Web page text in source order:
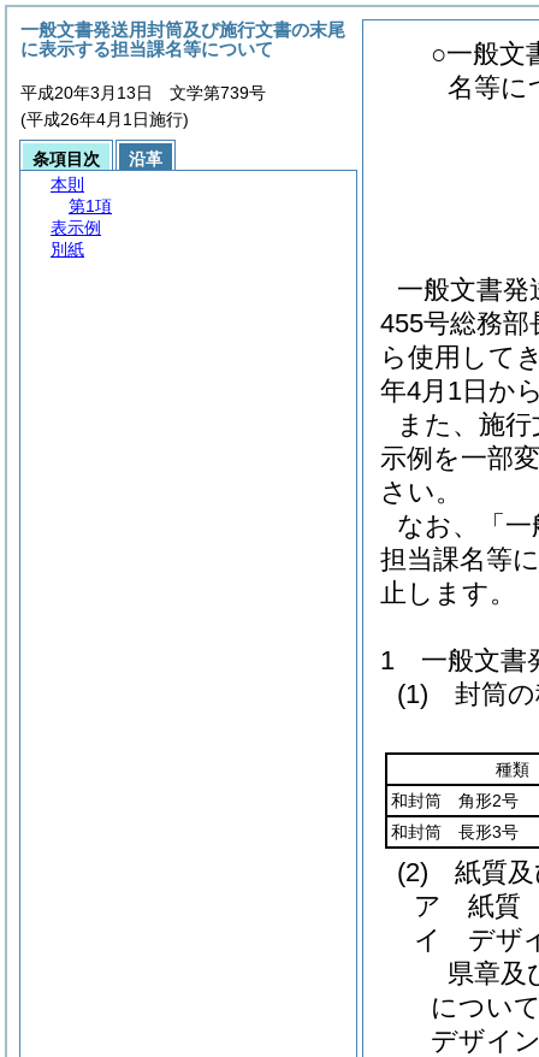
○一般文
名等に
一般文書
455号総務
ら使用して
年4月1日か
また、施
示例を一部
さい。
なお、「
担当課名等
止します。
1 一般文書
(1) 封筒の
種類
和封筒 角形2号
和封筒 長形3号
(2) 紙質及
ア 紙質
イ デザ
県章及
につい
デザイ
一般文書発送用封筒及び施行文書の末尾
に表示する担当課名等について
平成20年3月13日 文学第739号
(平成26年4月1日施行)
条項目次
沿革
本則
第1項
表示例
別紙